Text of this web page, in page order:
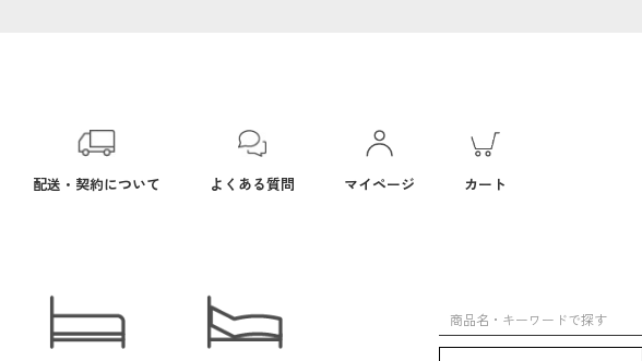
配送・契約について よくある質問 マイページ カート